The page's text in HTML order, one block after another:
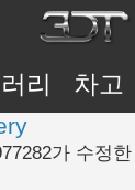
리 차고
가 수정